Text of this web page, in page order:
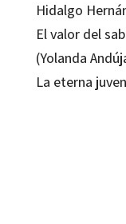
Hidalgo
El valor del
(Yolanda
La eterna